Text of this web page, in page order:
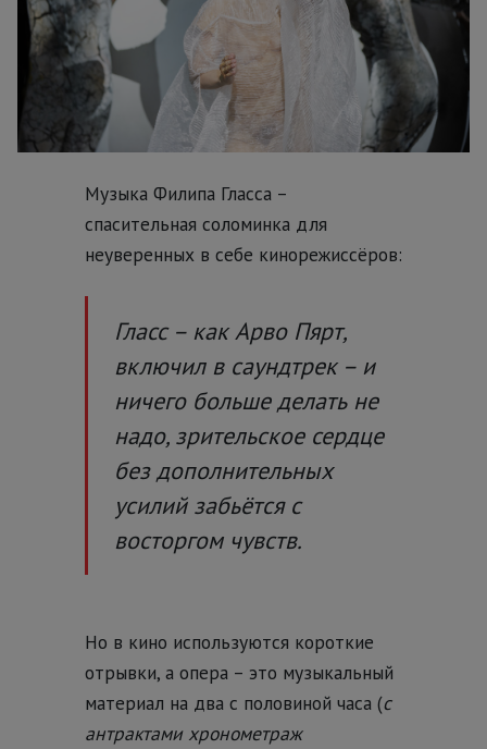
Музыка Филипа Гласса –
спасительная соломинка для
неуверенных в себе кинорежиссёров:
Гласс – как Арво Пярт,
включил в саундтрек – и
ничего больше делать не
надо, зрительское сердце
без дополнительных
усилий забьётся с
восторгом чувств.
Но в кино используются короткие
отрывки, а опера – это музыкальный
материал на два с половиной часа (с
антрактами хронометраж